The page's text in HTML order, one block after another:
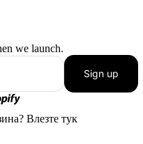
we launch.
Sign up
Влезте тук